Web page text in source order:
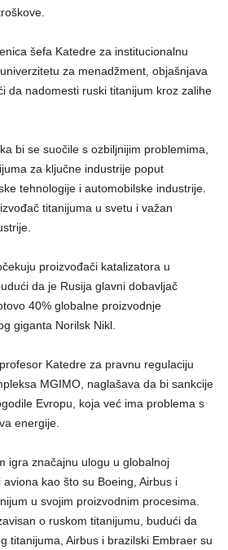
šefa Katedre za institucionalnu
za menadžment, objašnjava
da nadomesti ruski titanijum kroz zalihe
bi se suočile s ozbiljnijim problemima,
za ključne industrije poput
tehnologije i automobilske industrije.
titanijuma u svetu i važan
proizvođači katalizatora u
da je Rusija glavni dobavljač
40% globalne proizvodnje
giganta Norilsk Nikl.
Katedre za pravnu regulaciju
MGIMO, naglašava da bi sankcije
Evropu, koja već ima problema s
energije.
igra značajnu ulogu u globalnoj
kao što su Boeing, Airbus i
u svojim proizvodnim procesima.
o ruskom titanijumu, budući da
titanijuma, Airbus i brazilski Embraer su